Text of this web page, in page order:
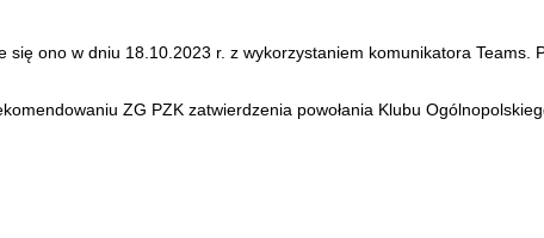
ono w dniu 18.10.2023 r. z wykorzystaniem komunikatora Teams.
ZG PZK zatwierdzenia powołania Klubu